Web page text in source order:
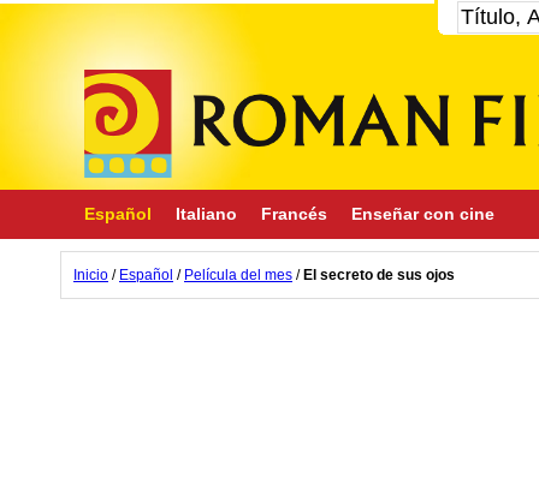
Español Italiano Francés Enseñar con cine
Inicio / Español / Película del mes / El secreto de sus ojos